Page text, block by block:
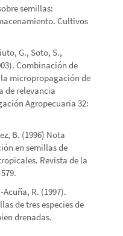
semillas:
Cultivos
G., Soto, S.,
Combinación de
micropropagación de
de relevancia
Agropecuaria 32:
B. (1996) Nota
en semillas de
Revista de la
R. (1997).
de tres especies de
drenadas.